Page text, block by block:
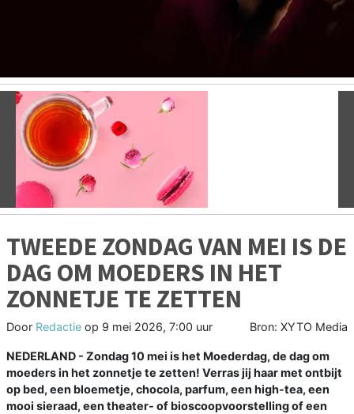
Vorige
TWEEDE ZONDAG VAN MEI IS DE
DAG OM MOEDERS IN HET
ZONNETJE TE ZETTEN
Door Redactie op 9 mei 2026, 7:00 uur Bron: XYTO Media
NEDERLAND - Zondag 10 mei is het Moederdag, de dag om
moeders in het zonnetje te zetten! Verras jij haar met ontbijt
op bed, een bloemetje, chocola, parfum, een high-tea, een
mooi sieraad, een theater- of bioscoopvoorstelling of een